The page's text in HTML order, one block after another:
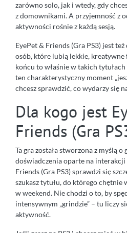
zarówno solo, jak i wtedy, gdy
z domownikami. A przyjemność z
aktywności rośnie z każdą sesją.
EyePet & Friends (Gra PS3) jest
osób, które lubią lekkie,
końcu to właśnie w takich
ten charakterystyczny moment
chcesz sprawdzić, co wydarzy się
Dla kogo jest
Friends (Gra
Ta gra została stworzona z myślą
doświadczenia oparte na interakcji
Friends (Gra PS3) sprawdzi się
szukasz tytułu, do którego chętnie
w weekend. Nie chodzi o to, by
intensywnym „grindzie” – tu liczy
aktywność.